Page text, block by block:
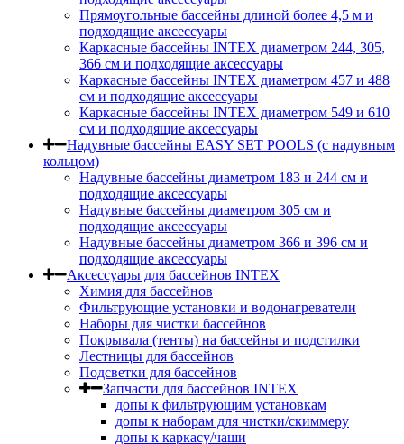
Прямоугольные бассейны длиной более 4,5 м и
подходящие аксессуары
Каркасные бассейны INTEX диаметром 244, 305,
366 см и подходящие аксессуары
Каркасные бассейны INTEX диаметром 457 и 488
cм и подходящие аксессуары
Каркасные бассейны INTEX диаметром 549 и 610
см и подходящие аксессуары
Надувные бассейны EASY SET POOLS (с надувным
кольцом)
Надувные бассейны диаметром 183 и 244 см и
подходящие аксессуары
Надувные бассейны диаметром 305 см и
подходящие аксессуары
Надувные бассейны диаметром 366 и 396 см и
подходящие аксессуары
Аксессуары для бассейнов INTEX
Химия для бассейнов
Фильтрующие установки и водонагреватели
Наборы для чистки бассейнов
Покрывала (тенты) на бассейны и подстилки
Лестницы для бассейнов
Подсветки для бассейнов
Запчасти для бассейнов INTEX
допы к фильтрующим установкам
допы к наборам для чистки/скиммеру
допы к каркасу/чаши